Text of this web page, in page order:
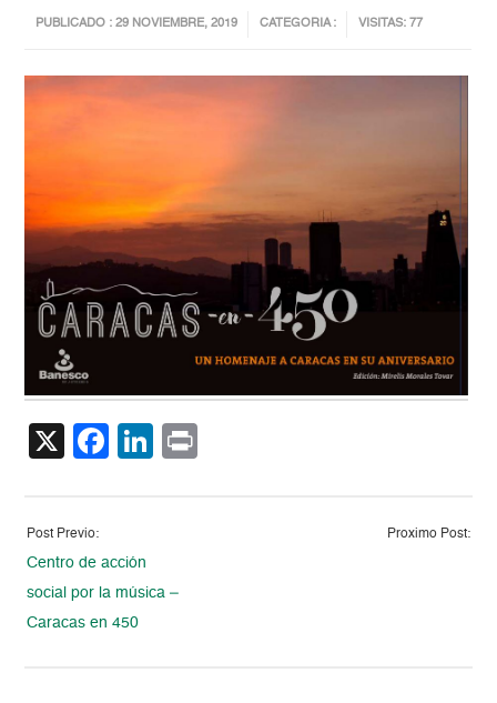
PUBLICADO : 29 NOVIEMBRE, 2019 CATEGORIA : VISITAS: 77
X Facebook
LinkedIn
Post Previo:
Centro de acción
social por la música –
Caracas en 450
Proximo Post: